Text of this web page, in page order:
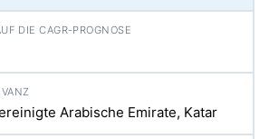
Arabische Emirate, Katar